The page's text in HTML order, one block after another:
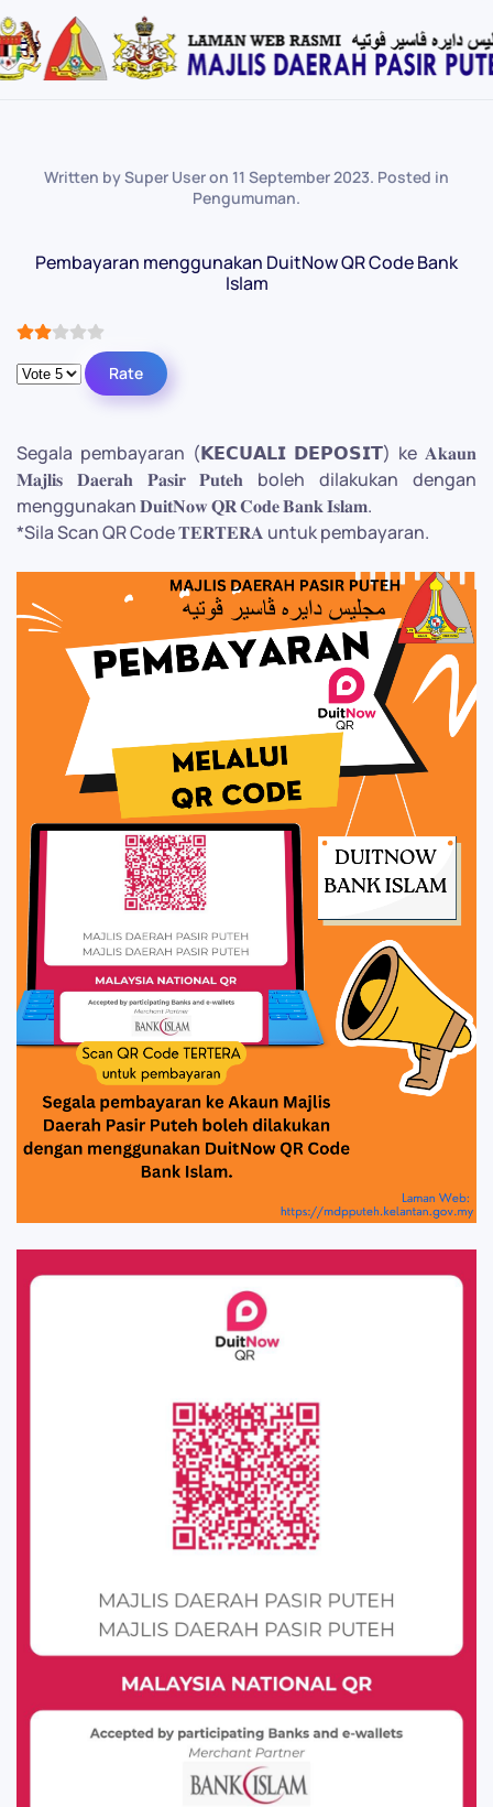
Skip
Written by Super User on 11 September 2023. Posted in
Pengumuman.
Pembayaran menggunakan DuitNow QR Code Bank
Islam
User Rating:
Please Rate
Segala pembayaran (𝗞𝗘𝗖𝗨𝗔𝗟𝗜 𝗗𝗘𝗣𝗢𝗦𝗜𝗧) ke 𝐀𝐤𝐚𝐮𝐧
𝐌𝐚𝐣𝐥𝐢𝐬 𝐃𝐚𝐞𝐫𝐚𝐡 𝐏𝐚𝐬𝐢𝐫 𝐏𝐮𝐭𝐞𝐡 boleh dilakukan dengan
menggunakan 𝐃𝐮𝐢𝐭𝐍𝐨𝐰 𝐐𝐑 𝐂𝐨𝐝𝐞 𝐁𝐚𝐧𝐤 𝐈𝐬𝐥𝐚𝐦.
*Sila Scan QR Code 𝐓𝐄𝐑𝐓𝐄𝐑𝐀 untuk pembayaran.